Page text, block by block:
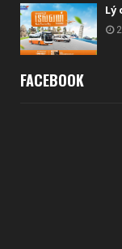
Lý
FACEBOOK